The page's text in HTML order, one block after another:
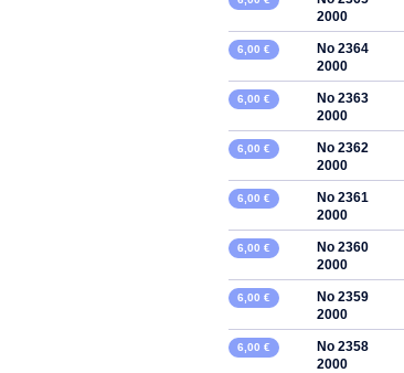
2000
6,00 €
No 2364
2000
6,00 €
No 2363
2000
6,00 €
No 2362
2000
6,00 €
No 2361
2000
6,00 €
No 2360
2000
6,00 €
No 2359
2000
6,00 €
No 2358
2000